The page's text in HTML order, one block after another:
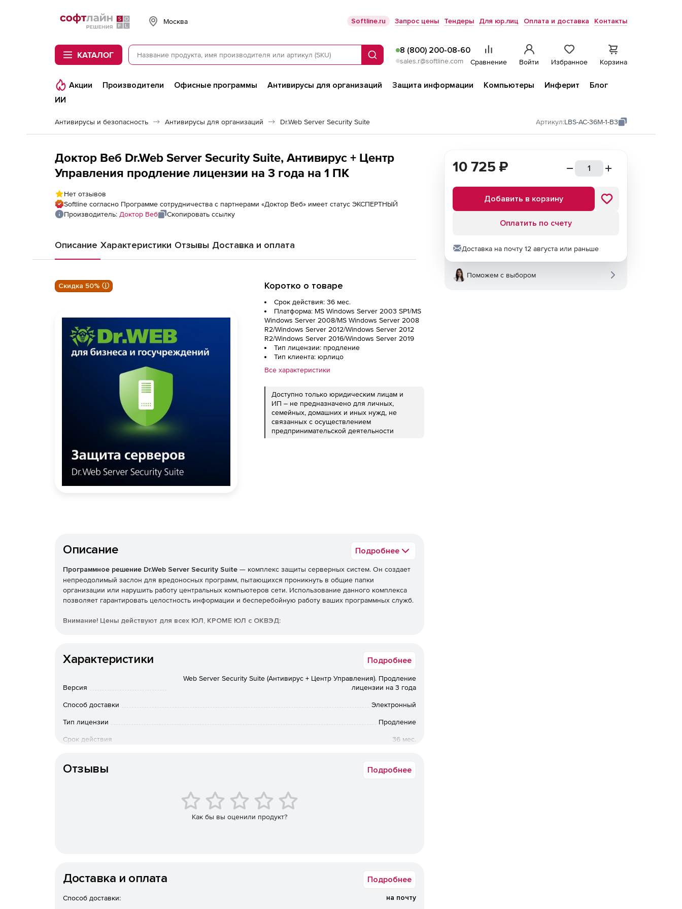
Softline
Москва Softline.ru Запрос цены Тендеры Для юр.лиц Оплата и доставка Контакты
КАТАЛОГ Поиск
8 (800) 200-08-60
sales.r@softline.com Сравнение Войти Избранное Корзина
Акции Производители Офисные программы Антивирусы для организаций Защита информации Компьютеры Инферит
Блог
ИИ
Антивирусы и безопасность Антивирусы для организаций Dr.Web Server Security Suite Артикул:LBS-AC-36M-1-B3
Доктор Веб Dr.Web Server Security Suite, Антивирус + Центр
Управления продление лицензии на 3 года на 1 ПК
Нет отзывов
Softline согласно Программе сотрудничества с партнерами «Доктор Веб» имеет статус ЭКСПЕРТНЫЙ
Производитель: Доктор Веб Скопировать ссылку
Описание Характеристики Отзывы Доставка и оплата
Скидка 50% ⓘ Коротко о товаре
Срок действия: 36 мес.
Платформа: MS Windows Server 2003 SP1/MS
Windows Server 2008/MS Windows Server 2008
R2/Windows Server 2012/Windows Server 2012
R2/Windows Server 2016/Windows Server 2019
Тип лицензии: продление
Тип клиента: юрлицо
Все характеристики
Доступно только юридическим лицам и
ИП – не предназначено для личных,
семейных, домашних и иных нужд, не
связанных с осуществлением
предпринимательской деятельности
Описание Подробнее
Программное решение Dr.Web Server Security Suite — комплекс защиты серверных систем. Он создает
непреодолимый заслон для вредоносных программ, пытающихся проникнуть в общие папки
организации или нарушить работу центральных компьютеров сети. Использование данного комплекса
позволяет гарантировать целостность информации и бесперебойную работу ваших программных служб.
Внимание! Цены действуют для всех ЮЛ, КРОМЕ ЮЛ с ОКВЭД:
06 Добыча нефти и природного газа
08.99.32 Добыча алмазов
11 Производство напитков (за исключением 11.07)
64 Деятельность по предоставлению финансовых услуг, кроме услуг по страхованию и пенсионному
65 Страхование, перестрахование, деятельность негосударственных пенсионных фондов, кроме
Для ЮЛ с ОКВЭД из списка выше подойдет
Преимущества
Характеристики Подробнее
Версия
Web Server Security Suite (Антивирус + Центр Управления). Продление
лицензии на 3 года
Способ доставки Электронный
Тип лицензии Продление
Срок действия 36 мес.
Отзывы Подробнее
Как бы вы оценили продукт?
Доставка и оплата Подробнее
Способ доставки: на почту
10 725 ₽
Добавить в корзину
Оплатить по счету
Доставка на почту 12 августа или раньше
Поможем с выбором